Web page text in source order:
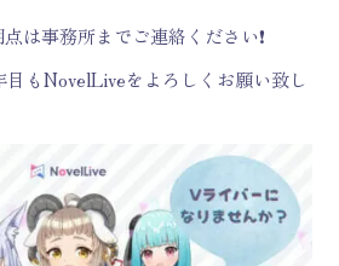
は事務所までご連絡ください❗
もNovelLiveをよろしくお願い致し